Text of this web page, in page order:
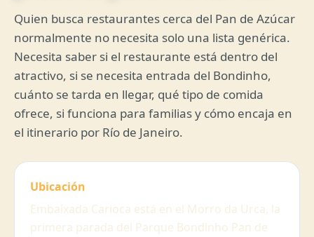
Quien busca restaurantes cerca del Pan de Azúcar
normalmente no necesita solo una lista genérica.
Necesita saber si el restaurante está dentro del
atractivo, si se necesita entrada del Bondinho,
cuánto se tarda en llegar, qué tipo de comida
ofrece, si funciona para familias y cómo encaja en
el itinerario por Río de Janeiro.
Ubicación
Embaixada Carioca está en el Morro da Urca, la
primera parada del Parque Bondinho Pan de